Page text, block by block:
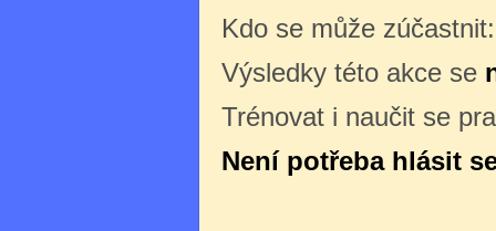
Kdo se může
Výsledky této akce se
Trénovat i naučit se
Není potřeba hlásit